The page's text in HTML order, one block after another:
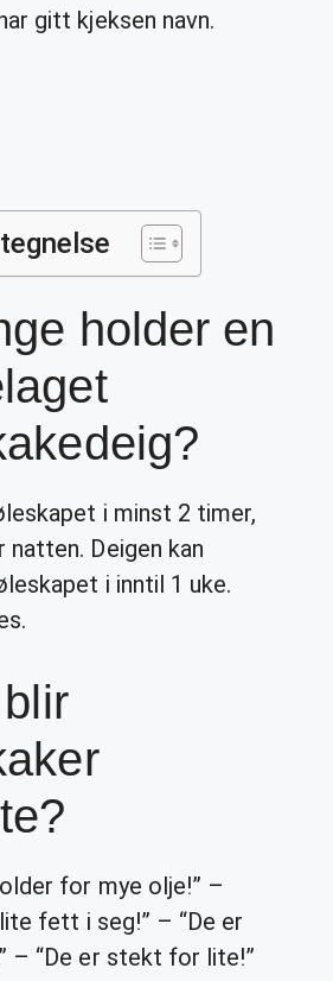
gitt kjeksen navn.
holder en
i minst 2 timer,
natten. Deigen kan
i inntil 1 uke.
for mye olje!” –
fett i seg!” – “De er
– “De er stekt for lite!”